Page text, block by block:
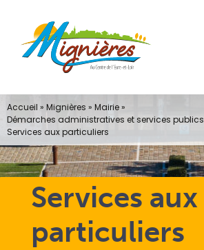
contenu
Services aux
particuliers
Accueil » Mignières » Mairie»
Démarches administratives et services publics
Services aux particuliers